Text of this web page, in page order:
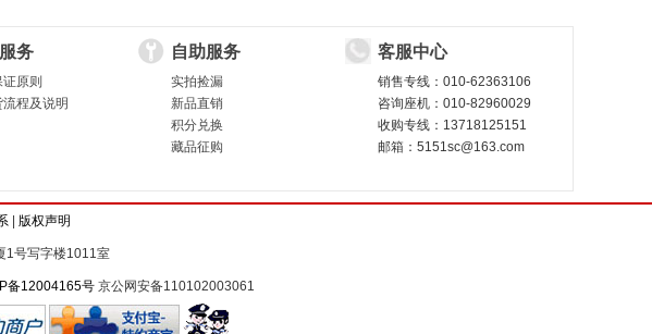
务
原则
程及说明
自助服务
实拍捡漏
新品直销
积分兑换
藏品征购
客服中心
销售专线：010-62363106
咨询座机：010-82960029
收购专线：13718125151
邮箱：5151sc@163.com
版权声明
1号写字楼1011室
备12004165号 京公网安备110102003061